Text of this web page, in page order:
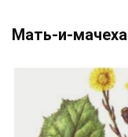
Мать-и-мачеха